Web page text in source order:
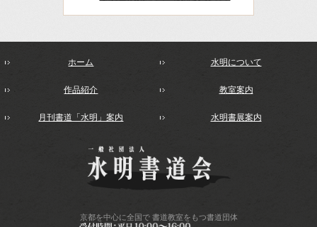
ホーム 水明について
作品紹介 教室案内
月刊書道「水明」案内 水明書展案内
京都を中心に全国で書道教室をもつ書道団体